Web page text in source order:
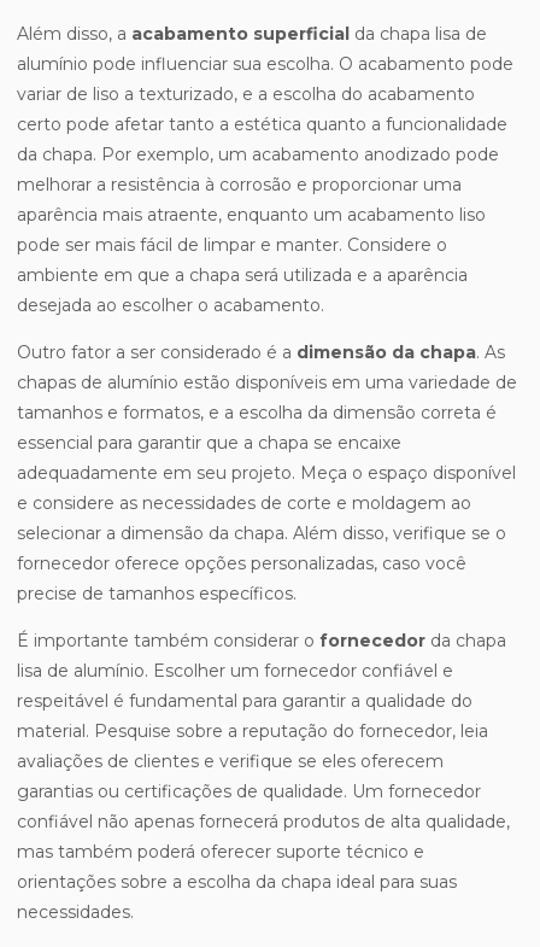
Além disso, a acabamento superficial da chapa lisa de
alumínio pode influenciar sua escolha. O acabamento pode
variar de liso a texturizado, e a escolha do acabamento
certo pode afetar tanto a estética quanto a funcionalidade
da chapa. Por exemplo, um acabamento anodizado pode
melhorar a resistência à corrosão e proporcionar uma
aparência mais atraente, enquanto um acabamento liso
pode ser mais fácil de limpar e manter. Considere o
ambiente em que a chapa será utilizada e a aparência
desejada ao escolher o acabamento.
Outro fator a ser considerado é a dimensão da chapa. As
chapas de alumínio estão disponíveis em uma variedade de
tamanhos e formatos, e a escolha da dimensão correta é
essencial para garantir que a chapa se encaixe
adequadamente em seu projeto. Meça o espaço disponível
e considere as necessidades de corte e moldagem ao
selecionar a dimensão da chapa. Além disso, verifique se o
fornecedor oferece opções personalizadas, caso você
precise de tamanhos específicos.
É importante também considerar o fornecedor da chapa
lisa de alumínio. Escolher um fornecedor confiável e
respeitável é fundamental para garantir a qualidade do
material. Pesquise sobre a reputação do fornecedor, leia
avaliações de clientes e verifique se eles oferecem
garantias ou certificações de qualidade. Um fornecedor
confiável não apenas fornecerá produtos de alta qualidade,
mas também poderá oferecer suporte técnico e
orientações sobre a escolha da chapa ideal para suas
necessidades.